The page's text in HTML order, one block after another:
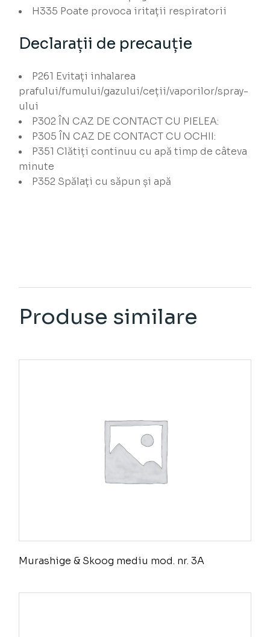
H335 Poate provoca iritații respiratorii
Declarații de precauție
P261 Evitați inhalarea
prafului/fumului/gazului/ceții/vaporilor/spray-
ului
P302 ÎN CAZ DE CONTACT CU PIELEA:
P305 ÎN CAZ DE CONTACT CU OCHII:
P351 Clătiți continuu cu apă timp de câteva
minute
P352 Spălați cu săpun și apă
Produse similare
Murashige & Skoog mediu mod. nr. 3A